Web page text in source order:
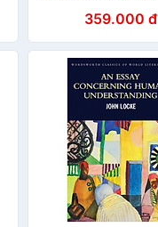
359.000 đ